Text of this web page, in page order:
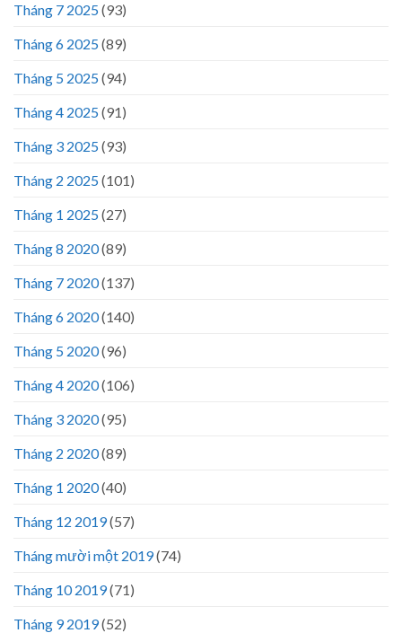
Tháng 7 2025(93)
Tháng 6 2025(89)
Tháng 5 2025(94)
Tháng 4 2025(91)
Tháng 3 2025(93)
Tháng 2 2025(101)
Tháng 1 2025(27)
Tháng 8 2020(89)
Tháng 7 2020(137)
Tháng 6 2020(140)
Tháng 5 2020(96)
Tháng 4 2020(106)
Tháng 3 2020(95)
Tháng 2 2020(89)
Tháng 1 2020(40)
Tháng 12 2019(57)
Tháng mười một 2019(74)
Tháng 10 2019(71)
Tháng 9 2019(52)